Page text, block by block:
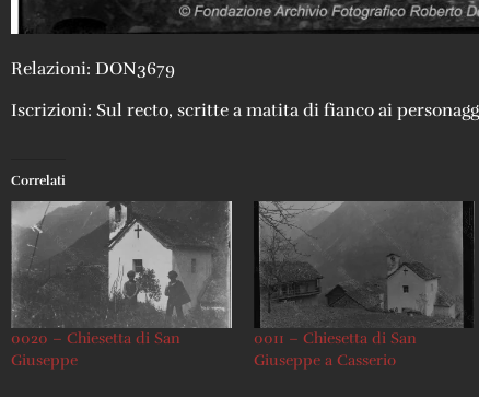
Relazioni: DON3679
Iscrizioni: Sul recto, scritte a matita di fianco ai
Correlati
0020 – Chiesetta di San
Giuseppe
0011 – Chiesetta di San
Giuseppe a Casserio